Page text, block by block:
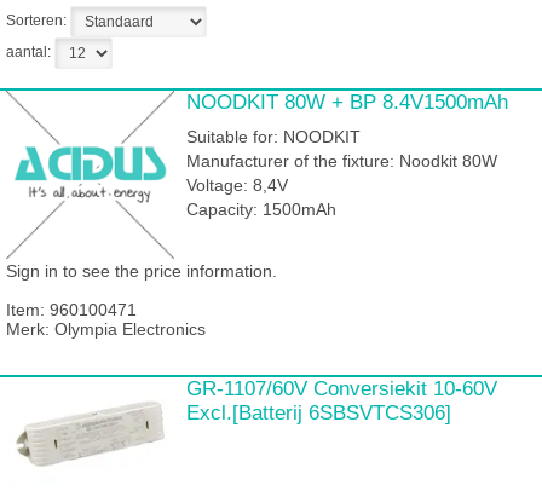
Sorteren:
aantal:
NOODKIT 80W + BP 8.4V1500mAh
Suitable for: NOODKIT
Manufacturer of the fixture: Noodkit 80W
Voltage: 8,4V
Capacity: 1500mAh
Sign in to see the price information.
Item: 960100471
Merk: Olympia Electronics
GR-1107/60V Conversiekit 10-60V
Excl.[Batterij 6SBSVTCS306]